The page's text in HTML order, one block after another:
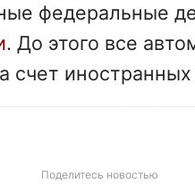
федеральные
. До этого все
счет
Поделитесь новостью